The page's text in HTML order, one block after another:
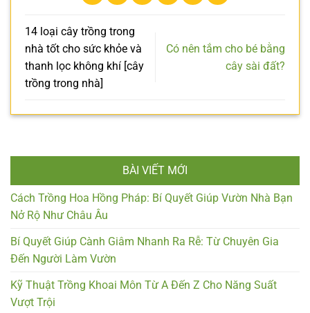
14 loại cây trồng trong
nhà tốt cho sức khỏe và
thanh lọc không khí [cây
trồng trong nhà]
Có nên tắm cho bé bằng
cây sài đất?
BÀI VIẾT MỚI
Cách Trồng Hoa Hồng Pháp: Bí Quyết Giúp Vườn Nhà Bạn
Nở Rộ Như Châu Âu
Bí Quyết Giúp Cành Giâm Nhanh Ra Rễ: Từ Chuyên Gia
Đến Người Làm Vườn
Kỹ Thuật Trồng Khoai Môn Từ A Đến Z Cho Năng Suất
Vượt Trội